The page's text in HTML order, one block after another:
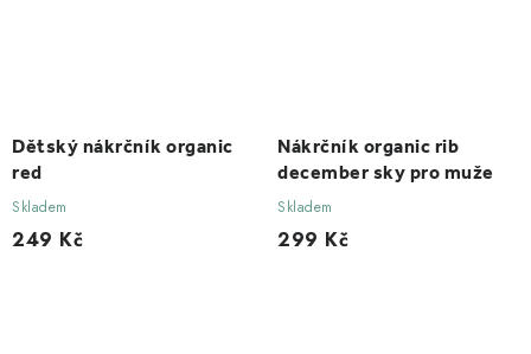
Dětský nákrčník organic
red
Skladem
249 Kč
Nákrčník organic rib
december sky pro muže
Skladem
299 Kč